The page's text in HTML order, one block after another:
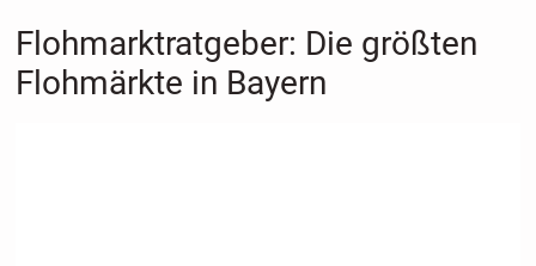
Flohmarktratgeber: Die größten
Flohmärkte in Bayern